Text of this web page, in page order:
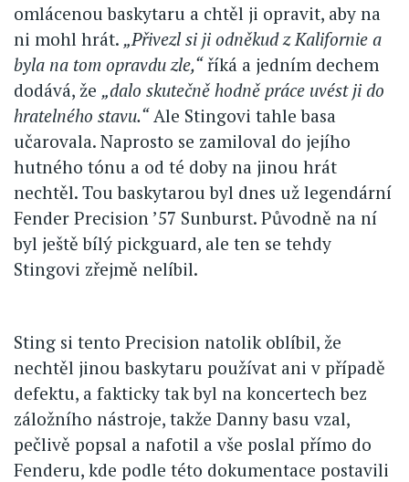
omlácenou baskytaru a chtěl ji opravit, aby na
ni mohl hrát. „Přivezl si ji odněkud z Kalifornie a
byla na tom opravdu zle,“říká a jedním dechem
dodává, že „dalo skutečně hodně práce uvést ji do
hratelného stavu.“Ale Stingovi tahle basa
učarovala. Naprosto se zamiloval do jejího
hutného tónu a od té doby na jinou hrát
nechtěl. Tou baskytarou byl dnes už legendární
Fender Precision ’57 Sunburst. Původně na ní
byl ještě bílý pickguard, ale ten se tehdy
Stingovi zřejmě nelíbil.
Sting si tento Precision natolik oblíbil, že
nechtěl jinou baskytaru používat ani v případě
defektu, a fakticky tak byl na koncertech bez
záložního nástroje, takže Danny basu vzal,
pečlivě popsal a nafotil a vše poslal přímo do
Fenderu, kde podle této dokumentace postavili